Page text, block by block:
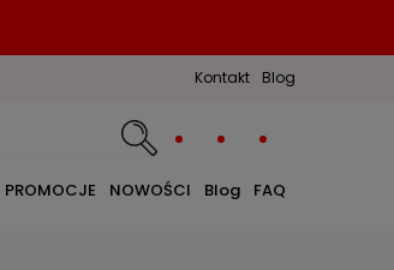
Kontakt Blog
PROMOCJE NOWOŚCI Blog FAQ